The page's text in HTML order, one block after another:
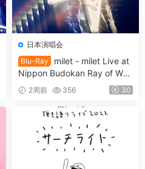
日本演唱会
Blu-Ray
milet - milet Live at
Nippon Budokan Ray of Wat
er [2026.06.17] [BDISO 41.3
GB]
2周前 356 30